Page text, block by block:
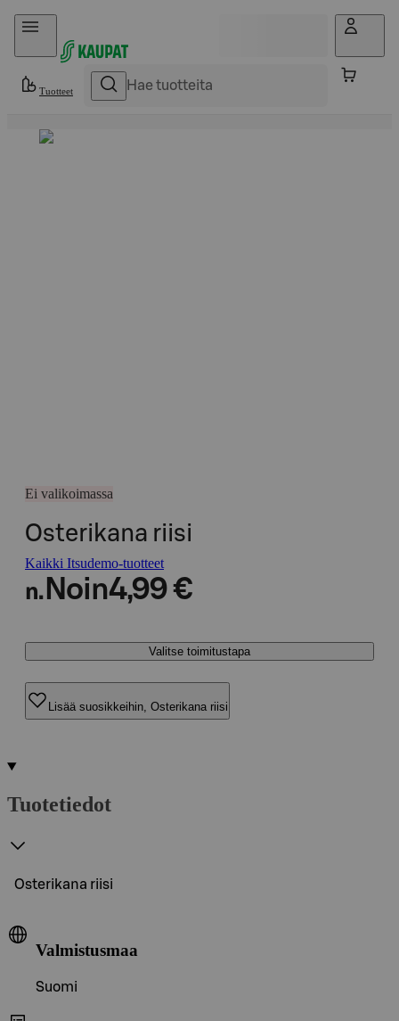
Hyppää sisältöön
Tuotteet
Ei valikoimassa
Osterikana riisi
Kaikki Itsudemo-tuotteet
n. Noin4,99 €
Valitse toimitustapa
Lisää suosikkeihin, Osterikana riisi
Tuotetiedot
Osterikana riisi
Valmistusmaa
Suomi